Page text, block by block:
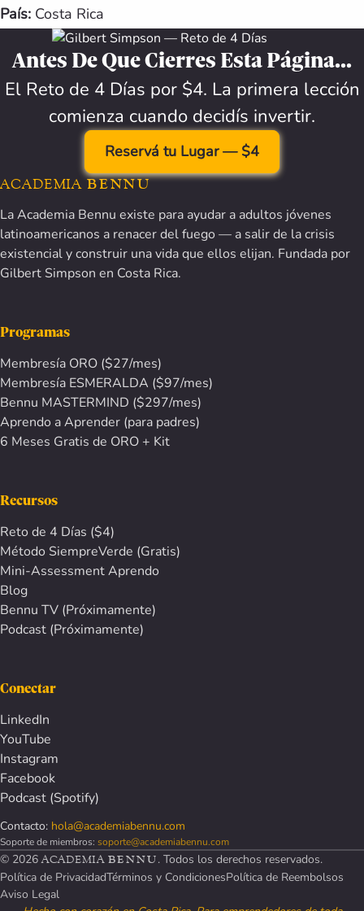
País: Costa Rica
Antes De Que Cierres Esta Página...
El Reto de 4 Días por $4. La primera lección
comienza cuando decidís invertir.
Reservá tu Lugar — $4
ACADEMIABENNU
La Academia Bennu existe para ayudar a adultos jóvenes
latinoamericanos a renacer del fuego — a salir de la crisis
existencial y construir una vida que ellos elijan. Fundada por
Gilbert Simpson en Costa Rica.
Programas
Membresía ORO ($27/mes)
Membresía ESMERALDA ($97/mes)
Bennu MASTERMIND ($297/mes)
Aprendo a Aprender (para padres)
6 Meses Gratis de ORO + Kit
Recursos
Reto de 4 Días ($4)
Método SiempreVerde (Gratis)
Mini-Assessment Aprendo
Blog
Bennu TV (Próximamente)
Podcast (Próximamente)
Conectar
LinkedIn
YouTube
Instagram
Facebook
Podcast (Spotify)
Contacto: hola@academiabennu.com
Soporte de miembros: soporte@academiabennu.com
© 2026 ACADEMIABENNU. Todos los derechos reservados.
Política de PrivacidadTérminos y CondicionesPolítica de Reembolsos
Aviso Legal